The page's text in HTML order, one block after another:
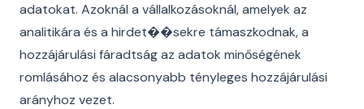
adatokat. Azoknál a vállalkozásoknál, amelyek az
analitikára és a hirdet��sekre támaszkodnak, a
hozzájárulási fáradtság az adatok minőségének
romlásához és alacsonyabb tényleges hozzájárulási
arányhoz vezet.